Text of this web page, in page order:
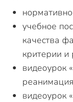
учебное
качества
критерии
видеоурок
видеоурок